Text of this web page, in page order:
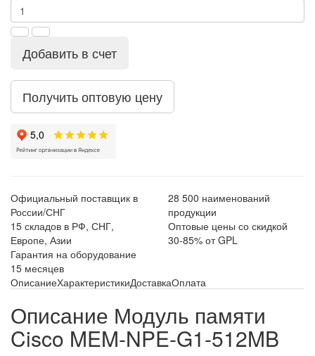
Добавить в счет
Получить оптовую цену
Официальный поставщик в
России/СНГ
28 500 наименований
продукции
15 складов в РФ, СНГ,
Европе, Азии
Оптовые цены со скидкой
30-85% от GPL
Гарантия на оборудование
15 месяцев
ОписаниеХарактеристикиДоставкаОплата
Описание Модуль памяти
Cisco MEM-NPE-G1-512MB